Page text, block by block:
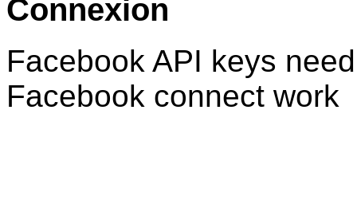
Connexion
Facebook API keys
Facebook connect work